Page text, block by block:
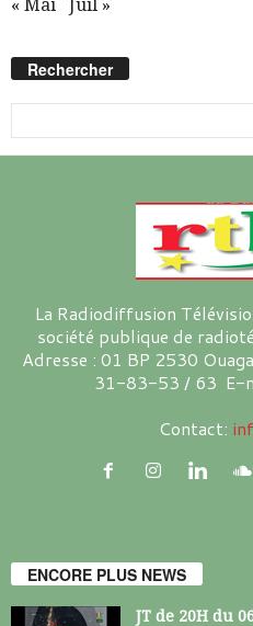
« Mai
Juil »
Rechercher
La Radiodiffusion
société publique de
Adresse : 01 BP 2530
31-83-53 / 63 E-
Contact:
ENCORE PLUS NEWS
JT de 20H du